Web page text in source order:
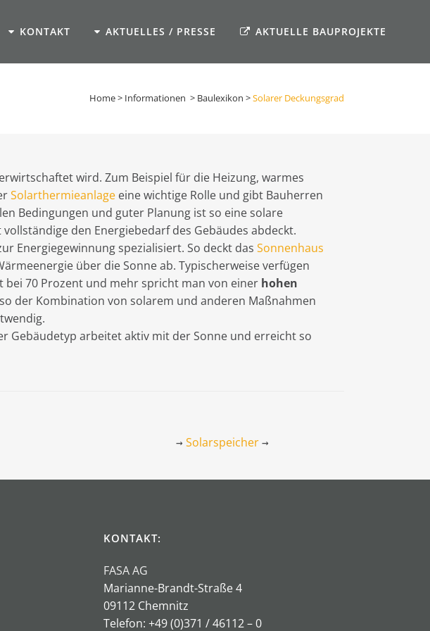
KONTAKT AKTUELLES / PRESSE AKTUELLE BAUPROJEKTE
Home> Informationen > Baulexikon >Solarer Deckungsgrad
wird. Zum Beispiel für die Heizung, warmes
Solarthermieanlage eine wichtige Rolle und gibt Bauherren
Bedingungen und guter Planung ist so eine solare
den Energiebedarf des Gebäudes abdeckt.
Energiegewinnung spezialisiert. So deckt das Sonnenhaus
über die Sonne ab. Typischerweise verfügen
bei 70 Prozent und mehr spricht man von einer hohen
der Kombination von solarem und anderen Maßnahmen
Gebäudetyp arbeitet aktiv mit der Sonne und erreicht so
→ Solarspeicher →
KONTAKT:
FASA AG
Marianne-Brandt-Straße 4
09112 Chemnitz
Telefon: +49 (0)371 / 46112 – 0